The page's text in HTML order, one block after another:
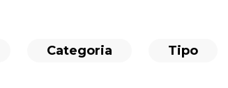
Categoria Tipo